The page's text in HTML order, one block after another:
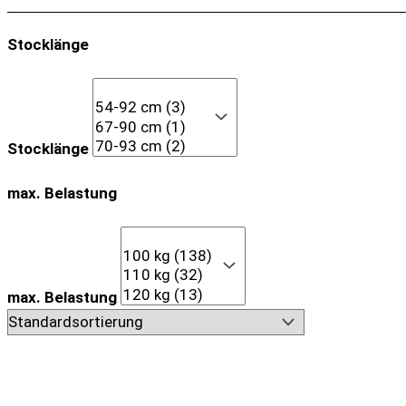
Stocklänge
Stocklänge
max. Belastung
max. Belastung